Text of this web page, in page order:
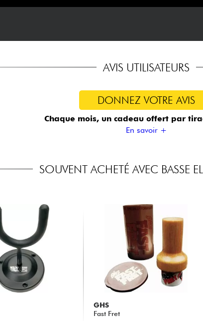
AVIS UTILISATEURS
DONNEZ VOTRE AVIS
Chaque mois, un cadeau offert par
En savoir +
SOUVENT ACHETÉ AVEC BASSE
GHS
Fast Fret